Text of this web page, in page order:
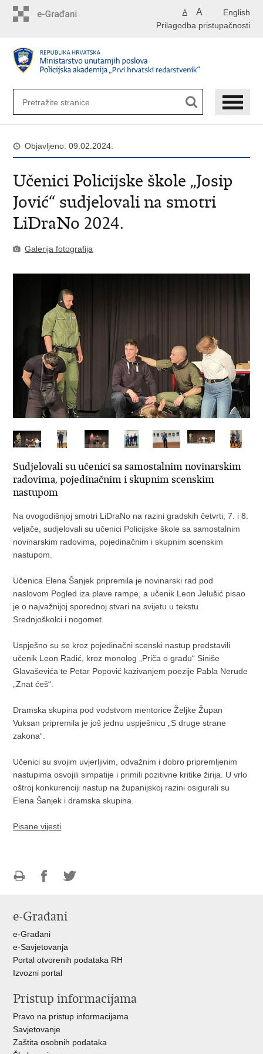
English
A A
Prilagodba pristupačnosti
Objavljeno: 09.02.2024.
Učenici Policijske škole „Josip
Jović“ sudjelovali na smotri
LiDraNo 2024.
Galerija fotografija
Sudjelovali su učenici sa samostalnim novinarskim
radovima, pojedinačnim i skupnim scenskim
nastupom
Na ovogodišnjoj smotri LiDraNo na razini gradskih četvrti, 7. i 8.
veljače, sudjelovali su učenici Policijske škole sa samostalnim
novinarskim radovima, pojedinačnim i skupnim scenskim
nastupom.
Učenica Elena Šanjek pripremila je novinarski rad pod
naslovom Pogled iza plave rampe, a učenik Leon Jelušić pisao
je o najvažnijoj sporednoj stvari na svijetu u tekstu
Srednjoškolci i nogomet.
Uspješno su se kroz pojedinačni scenski nastup predstavili
učenik Leon Radić, kroz monolog „Priča o gradu“ Siniše
Glavaševića te Petar Popović kazivanjem poezije Pabla Nerude
„Znat ćeš“.
Dramska skupina pod vodstvom mentorice Željke Župan
Vuksan pripremila je još jednu uspješnicu „S druge strane
zakona“.
Učenici su svojim uvjerljivim, odvažnim i dobro pripremljenim
nastupima osvojili simpatije i primili pozitivne kritike žirija. U vrlo
oštroj konkurenciji nastup na županijskoj razini osigurali su
Elena Šanjek i dramska skupina.
Pisane vijesti
FacebookuTwitteru
e-Građani
e-Građani
e-Savjetovanja
Portal otvorenih podataka RH
Izvozni portal
Pristup informacijama
Pravo na pristup informacijama
Savjetovanje
Zaštita osobnih podataka